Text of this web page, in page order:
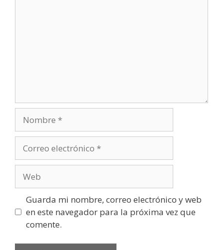
Guarda mi nombre, correo electrónico y web
en este navegador para la próxima vez que
comente.